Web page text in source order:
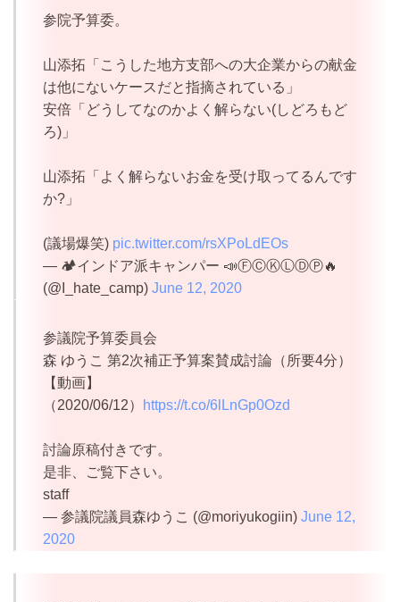
参院予算委。
山添拓「こうした地方支部への大企業からの献金
は他にないケースだと指摘されている」
安倍「どうしてなのかよく解らない(しどろもど
ろ)」
山添拓「よく解らないお金を受け取ってるんです
か?」
(議場爆笑) pic.twitter.com/rsXPoLdEOs
— 🏕インドア派キャンパー 📣ⒻⒸⓀⓁⒹⓅ🔥
(@I_hate_camp) June 12, 2020
参議院予算委員会
森 ゆうこ 第2次補正予算案賛成討論（所要4分）
【動画】
（2020/06/12）
https://t.co/6lLnGp0Ozd
討論原稿付きです。
是非、ご覧下さい。
staff
— 参議院議員森ゆうこ (@moriyukogiin) June 12,
2020